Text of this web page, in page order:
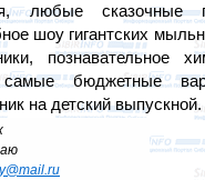
любые сказочные
шоу гигантских
познавательное
самые бюджетные
на детский выпускной.